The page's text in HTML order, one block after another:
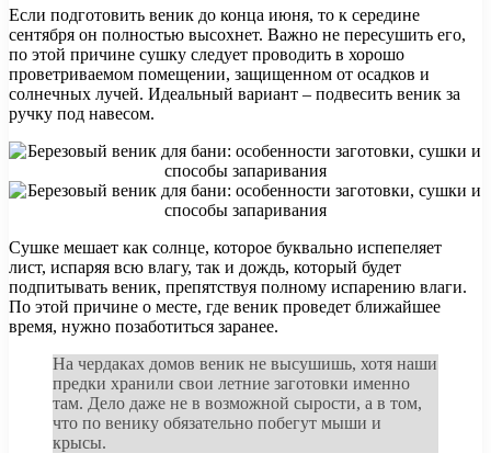
Если подготовить веник до конца июня, то к середине
сентября он полностью высохнет. Важно не пересушить его,
по этой причине сушку следует проводить в хорошо
проветриваемом помещении, защищенном от осадков и
солнечных лучей. Идеальный вариант – подвесить веник за
ручку под навесом.
Сушке мешает как солнце, которое буквально испепеляет
лист, испаряя всю влагу, так и дождь, который будет
подпитывать веник, препятствуя полному испарению влаги.
По этой причине о месте, где веник проведет ближайшее
время, нужно позаботиться заранее.
На чердаках домов веник не высушишь, хотя наши
предки хранили свои летние заготовки именно
там. Дело даже не в возможной сырости, а в том,
что по венику обязательно побегут мыши и
крысы.